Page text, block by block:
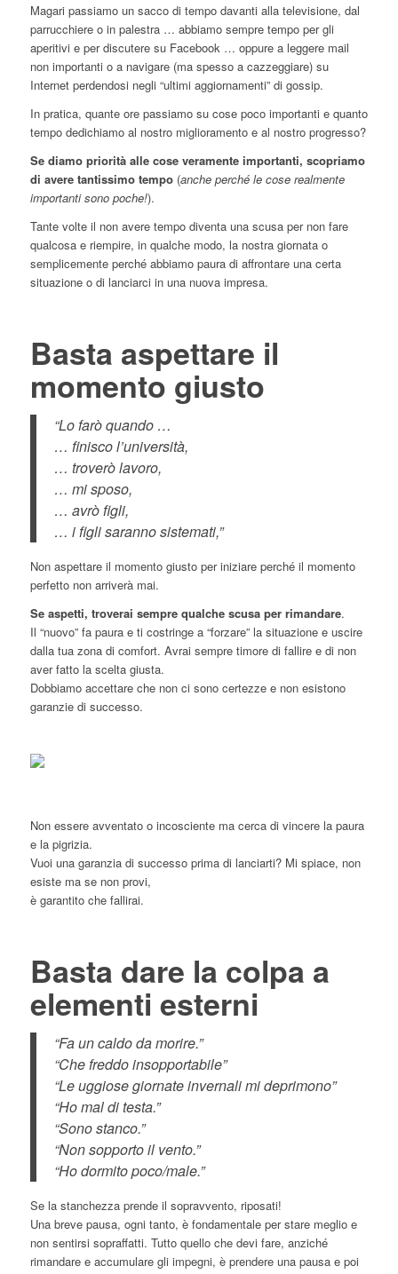
Magari passiamo un sacco di tempo davanti alla televisione, dal
parrucchiere o in palestra … abbiamo sempre tempo per gli
aperitivi e per discutere su Facebook … oppure a leggere mail
non importanti o a navigare (ma spesso a cazzeggiare) su
Internet perdendosi negli “ultimi aggiornamenti” di gossip.
In pratica, quante ore passiamo su cose poco importanti e quanto
tempo dedichiamo al nostro miglioramento e al nostro progresso?
Se diamo priorità alle cose veramente importanti, scopriamo
di avere tantissimo tempo(anche perché le cose realmente
importanti sono poche!).
Tante volte il non avere tempo diventa una scusa per non fare
qualcosa e riempire, in qualche modo, la nostra giornata o
semplicemente perché abbiamo paura di affrontare una certa
situazione o di lanciarci in una nuova impresa.
Basta aspettare il
momento giusto
“Lo farò quando …
… finisco l’università,
… troverò lavoro,
… mi sposo,
… avrò figli,
… i figli saranno sistemati,”
Non aspettare il momento giusto per iniziare perché il momento
perfetto non arriverà mai.
Se aspetti, troverai sempre qualche scusa per rimandare.
Il “nuovo” fa paura e ti costringe a “forzare” la situazione e uscire
dalla tua zona di comfort. Avrai sempre timore di fallire e di non
aver fatto la scelta giusta.
Dobbiamo accettare che non ci sono certezze e non esistono
garanzie di successo.
Non essere avventato o incosciente ma cerca di vincere la paura
e la pigrizia.
Vuoi una garanzia di successo prima di lanciarti? Mi spiace, non
esiste ma se non provi,
è garantito che fallirai.
Basta dare la colpa a
elementi esterni
“Fa un caldo da morire.”
“Che freddo insopportabile”
“Le uggiose giornate invernali mi deprimono”
“Ho mal di testa.”
“Sono stanco.”
“Non sopporto il vento.”
“Ho dormito poco/male.”
Se la stanchezza prende il sopravvento, riposati!
Una breve pausa, ogni tanto, è fondamentale per stare meglio e
non sentirsi sopraffatti. Tutto quello che devi fare, anziché
rimandare e accumulare gli impegni, è prendere una pausa e poi